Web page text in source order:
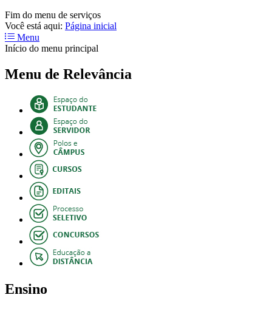
Fim do menu de serviços
Você está aqui: Página inicial
Menu
Início do menu principal
Menu de Relevância
Ensino